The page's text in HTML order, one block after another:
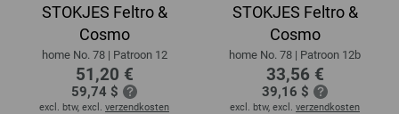
STOKJES Feltro &
Cosmo
home No. 78 | Patroon 12
51,20 €
59,74 $
excl. btw, excl. verzendkosten
STOKJES Feltro &
Cosmo
home No. 78 | Patroon 12b
33,56 €
39,16 $
excl. btw, excl. verzendkosten